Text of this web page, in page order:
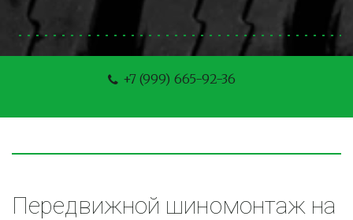
+7 (999) 665-92-36
Передвижной шиномонтаж на